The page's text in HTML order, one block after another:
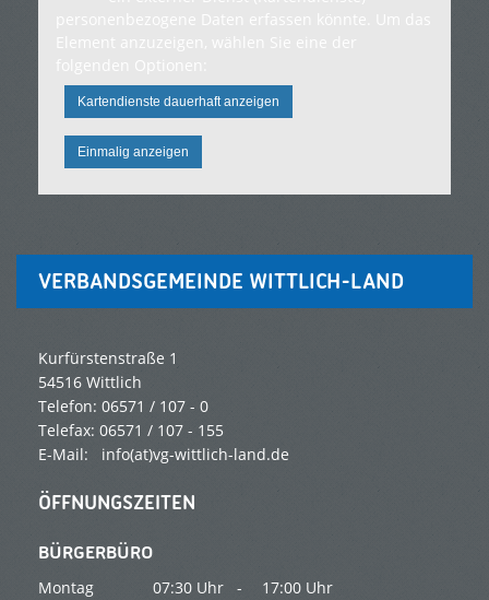
Kartendienste dauerhaft anzeigen
Einmalig anzeigen
VERBANDSGEMEINDE WITTLICH-LAND
Kurfürstenstraße 1
54516 Wittlich
Telefon: 06571 / 107 - 0
Telefax: 06571 / 107 - 155
E-Mail: info(at)vg-wittlich-land.de
ÖFFNUNGSZEITEN
BÜRGERBÜRO
Montag 07:30 Uhr -
17:00 Uhr